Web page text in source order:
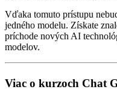
Vďaka tomuto prístupu
jedného modelu. Získate
príchode nových AI
modelov.
Viac o kurzoch Chat